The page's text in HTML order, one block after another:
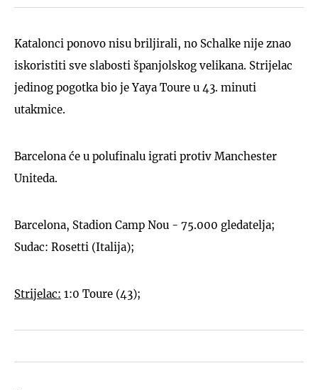
Katalonci ponovo nisu briljirali, no Schalke nije znao
iskoristiti sve slabosti španjolskog velikana. Strijelac
jedinog pogotka bio je Yaya Toure u 43. minuti
utakmice.
Barcelona će u polufinalu igrati protiv Manchester
Uniteda.
Barcelona, Stadion Camp Nou - 75.000 gledatelja;
Sudac: Rosetti (Italija);
Strijelac: 1:0 Toure (43);